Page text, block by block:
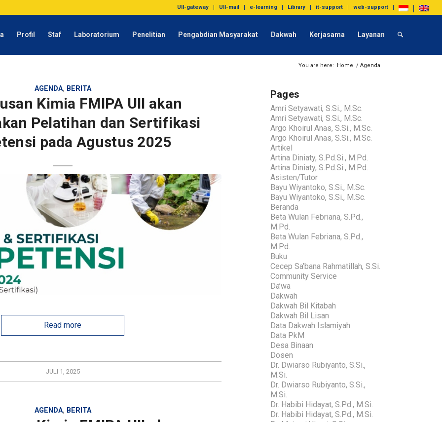
UII-gateway UII-mail e-learning Library it-support web-support
Profil Staf Laboratorium Penelitian Pengabdian Masyarakat Dakwah Kerjasama Layanan
You are here: Home / Agenda
AGENDA, BERITA
Kimia FMIPA UII akan
Pelatihan dan Sertifikasi
pada Agustus 2025
Read more
JULI 1, 2025
AGENDA, BERITA
Pages
Amri Setyawati, S.Si., M.Sc.
Amri Setyawati, S.Si., M.Sc.
Argo Khoirul Anas, S.Si., M.Sc.
Argo Khoirul Anas, S.Si., M.Sc.
Artikel
Artina Diniaty, S.Pd.Si., M.Pd.
Artina Diniaty, S.Pd.Si., M.Pd.
Asisten/Tutor
Bayu Wiyantoko, S.Si., M.Sc.
Bayu Wiyantoko, S.Si., M.Sc.
Beranda
Beta Wulan Febriana, S.Pd.,
M.Pd.
Beta Wulan Febriana, S.Pd.,
M.Pd.
Buku
Cecep Sa’bana Rahmatillah, S.Si.
Community Service
Da’wa
Dakwah
Dakwah Bil Kitabah
Dakwah Bil Lisan
Data Dakwah Islamiyah
Data PkM
Desa Binaan
Dosen
Dr. Dwiarso Rubiyanto, S.Si.,
M.Si.
Dr. Dwiarso Rubiyanto, S.Si.,
M.Si.
Dr. Habibi Hidayat, S.Pd., M.Si.
Dr. Habibi Hidayat, S.Pd., M.Si.